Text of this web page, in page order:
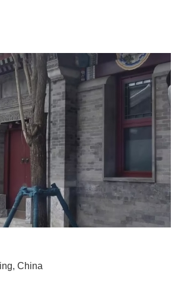
China